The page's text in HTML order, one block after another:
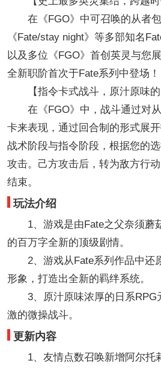
在《FGO》中可召唤的从者包
《Fate/stay night》等多部知名
以及多位《FGO》首创英灵与您
全新职阶首次于Fate系列中登场！
【指令卡式战斗，原汁原味的
在《FGO》中，战斗通过对从
卡来表现，通过回合制的形式展
战术阶段与指令阶段，根据您的
攻击。己方攻击后，转为敌方行
结束。
玩法介绍
1、游戏是由Fate之父奈须蘑
的百万字全新的顶级剧情。
2、游戏从Fate系列作品中还
形象，打造出全新的羁绊系统。
3、原汁原味浓厚的日系RPG
激的微操战斗。
更新内容
1、友情点数召唤新增阿尔托莉